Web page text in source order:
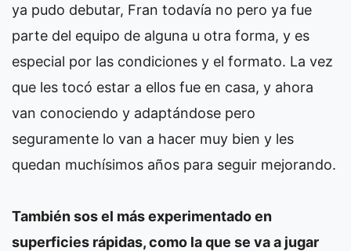
ya pudo debutar, Fran todavía no pero ya fue
parte del equipo de alguna u otra forma, y es
especial por las condiciones y el formato. La vez
que les tocó estar a ellos fue en casa, y ahora
van conociendo y adaptándose pero
seguramente lo van a hacer muy bien y les
quedan muchísimos años para seguir mejorando.
También sos el más experimentado en
superficies rápidas, como la que se va a jugar